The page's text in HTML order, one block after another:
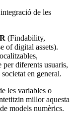
de les
(Findability,
of digital assets).
diferents usuaris,
en general.
les variables o
millor aquesta
models numèrics.